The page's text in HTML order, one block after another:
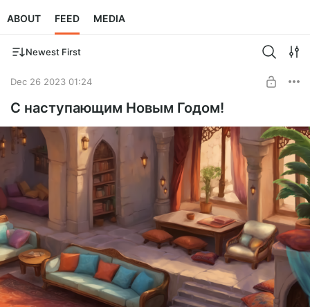
ABOUT FEED MEDIA
Newest First
Dec 26 2023 01:24
С наступающим Новым Годом!